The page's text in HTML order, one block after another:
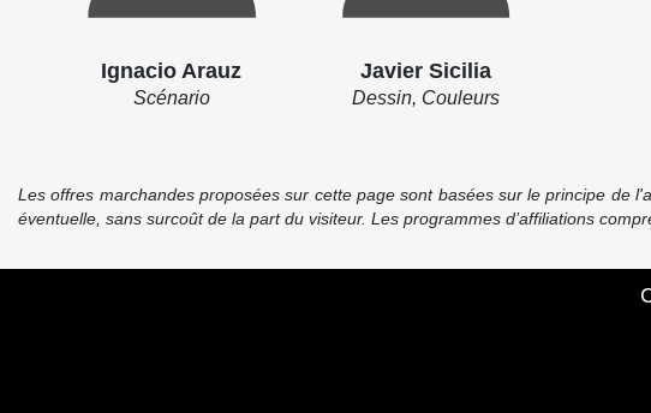
Ignacio Arauz
Scénario
Javier Sicilia
Dessin, Couleurs
Les offres marchandes proposées sur cette page sont basées sur le principe de
éventuelle, sans surcoût de la part du visiteur. Les programmes d’affiliations